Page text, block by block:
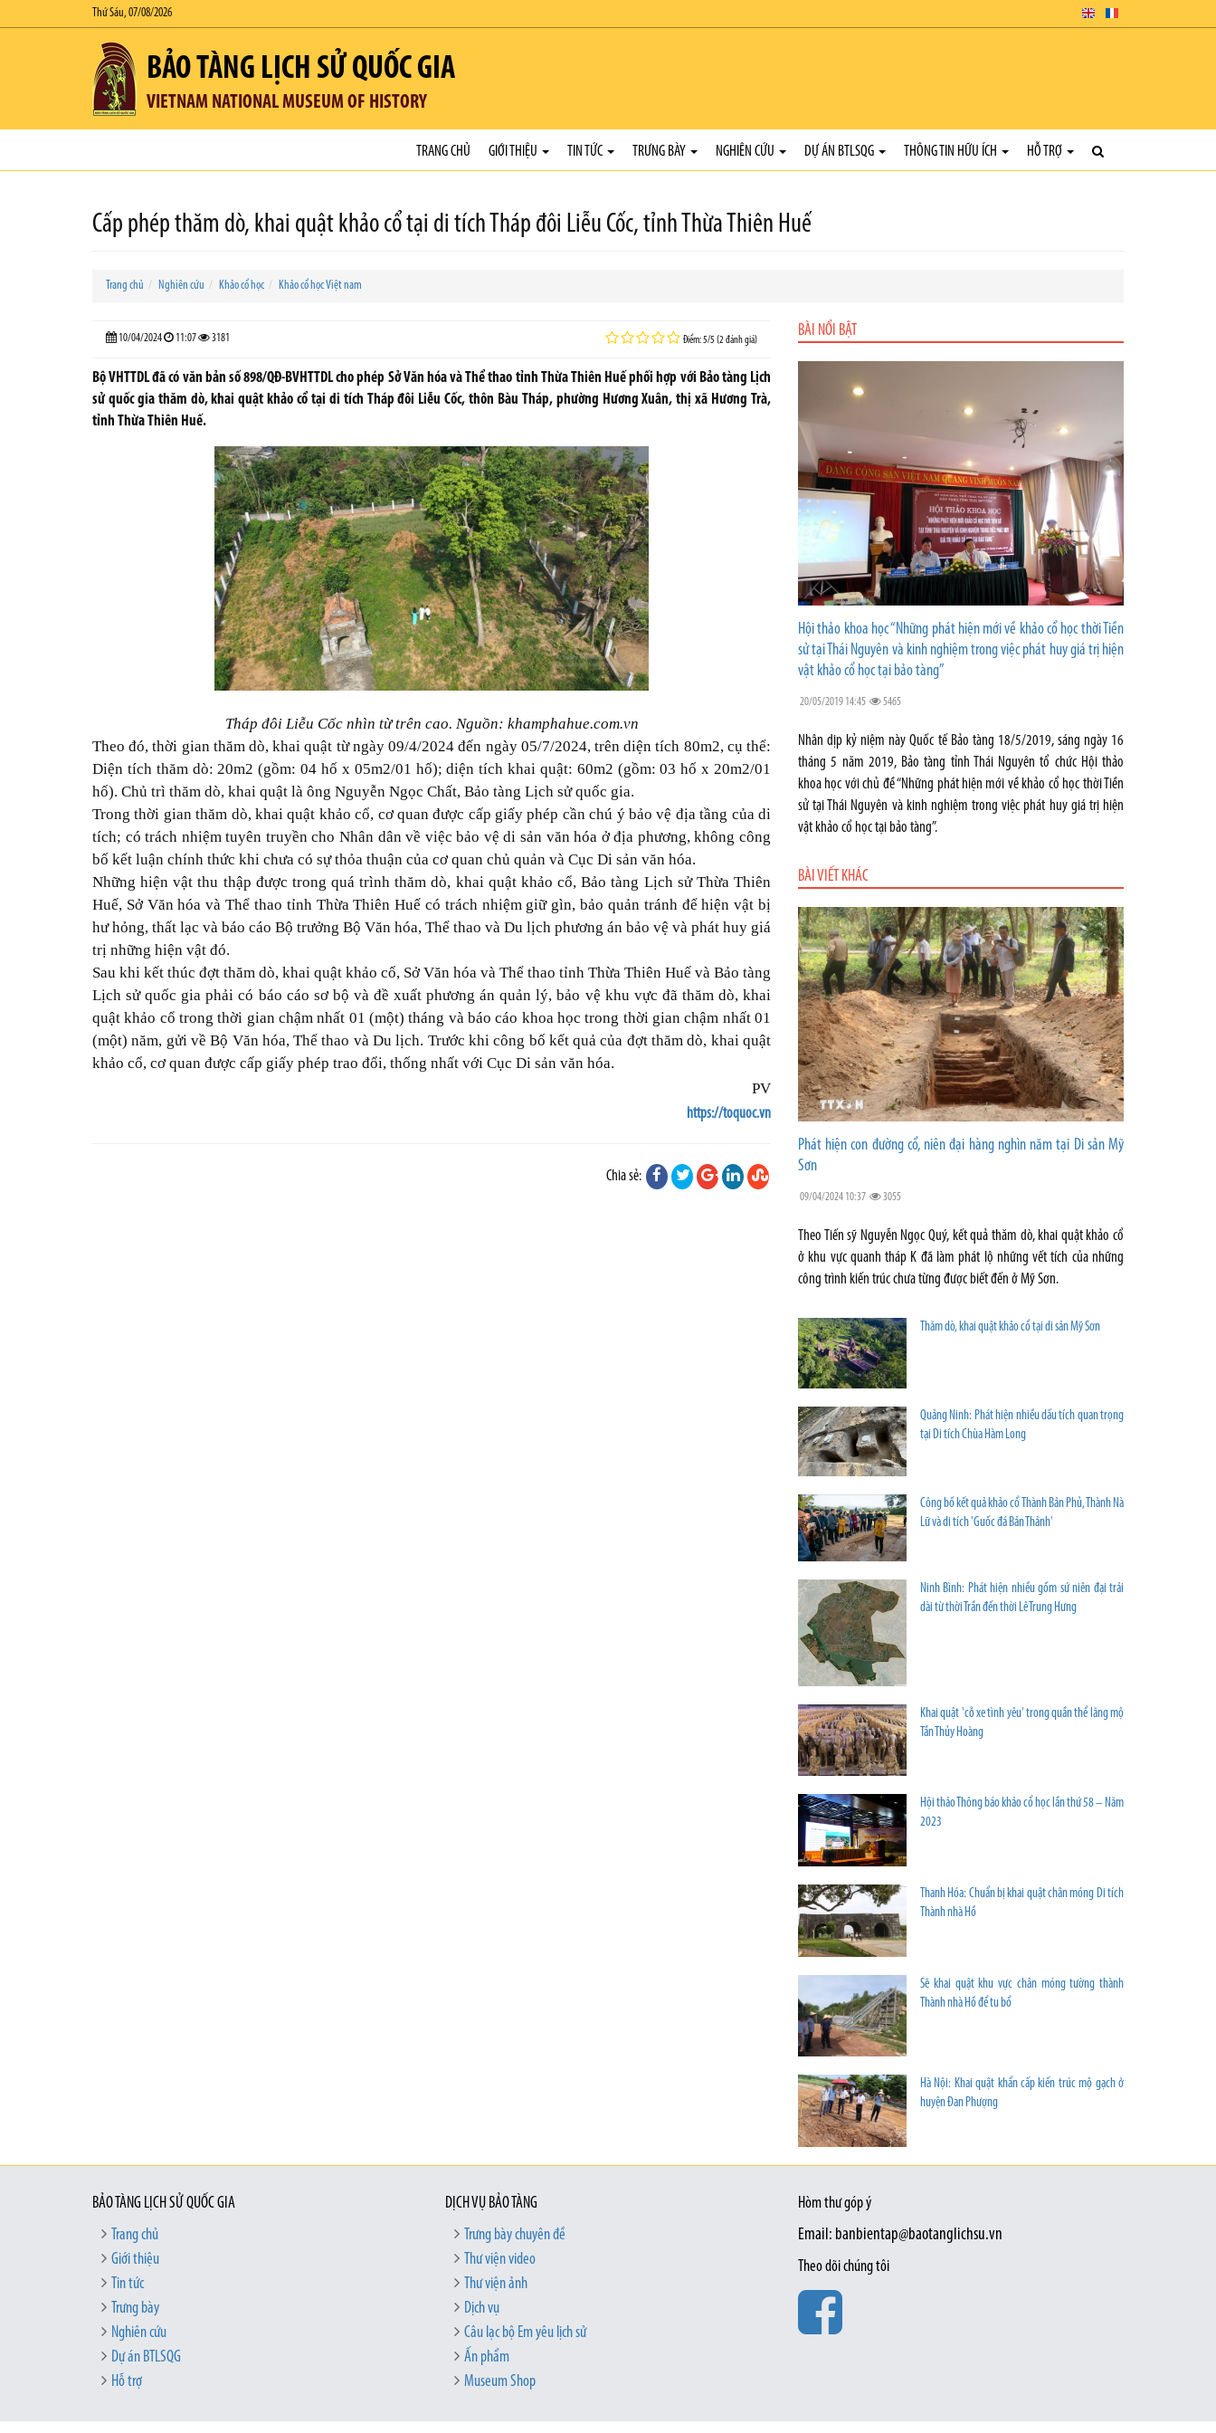
Thứ Sáu, 07/08/2026
BẢO TÀNG LỊCH SỬ QUỐC GIA
VIETNAM NATIONAL MUSEUM OF HISTORY
TRANG CHỦ GIỚI THIỆU TIN TỨC TRƯNG BÀY NGHIÊN CỨU DỰ ÁN BTLSQG THÔNG TIN HỮU ÍCH HỖ TRỢ
Cấp phép thăm dò, khai quật khảo cổ tại di tích Tháp đôi Liễu Cốc, tỉnh Thừa Thiên Huế
Trang chủ Nghiên cứu Khảo cổ học Khảo cổ học Việt nam
10/04/2024 11:07 3181 Điểm: 5/5 (2 đánh giá)
Bộ VHTTDL đã có văn bản số 898/QĐ-BVHTTDL cho phép Sở Văn hóa và Thể thao tỉnh Thừa Thiên Huế phối hợp với Bảo tàng Lịch
sử quốc gia thăm dò, khai quật khảo cổ tại di tích Tháp đôi Liễu Cốc, thôn Bàu Tháp, phường Hương Xuân, thị xã Hương Trà,
tỉnh Thừa Thiên Huế.
Tháp đôi Liễu Cốc nhìn từ trên cao. Nguồn: khamphahue.com.vn
Theo đó, thời gian thăm dò, khai quật từ ngày 09/4/2024 đến ngày 05/7/2024, trên diện tích 80m2, cụ thể:
Diện tích thăm dò: 20m2 (gồm: 04 hố x 05m2/01 hố); diện tích khai quật: 60m2 (gồm: 03 hố x 20m2/01
hố). Chủ trì thăm dò, khai quật là ông Nguyễn Ngọc Chất, Bảo tàng Lịch sử quốc gia.
Trong thời gian thăm dò, khai quật khảo cổ, cơ quan được cấp giấy phép cần chú ý bảo vệ địa tầng của di
tích; có trách nhiệm tuyên truyền cho Nhân dân về việc bảo vệ di sản văn hóa ở địa phương, không công
bố kết luận chính thức khi chưa có sự thỏa thuận của cơ quan chủ quản và Cục Di sản văn hóa.
Những hiện vật thu thập được trong quá trình thăm dò, khai quật khảo cổ, Bảo tàng Lịch sử Thừa Thiên
Huế, Sở Văn hóa và Thể thao tỉnh Thừa Thiên Huế có trách nhiệm giữ gìn, bảo quản tránh để hiện vật bị
hư hỏng, thất lạc và báo cáo Bộ trưởng Bộ Văn hóa, Thể thao và Du lịch phương án bảo vệ và phát huy giá
trị những hiện vật đó.
Sau khi kết thúc đợt thăm dò, khai quật khảo cổ, Sở Văn hóa và Thể thao tỉnh Thừa Thiên Huế và Bảo tàng
Lịch sử quốc gia phải có báo cáo sơ bộ và đề xuất phương án quản lý, bảo vệ khu vực đã thăm dò, khai
quật khảo cổ trong thời gian chậm nhất 01 (một) tháng và báo cáo khoa học trong thời gian chậm nhất 01
(một) năm, gửi về Bộ Văn hóa, Thể thao và Du lịch. Trước khi công bố kết quả của đợt thăm dò, khai quật
khảo cổ, cơ quan được cấp giấy phép trao đổi, thống nhất với Cục Di sản văn hóa.
PV
https://toquoc.vn
Chia sẻ:
BÀI NỔI BẬT
Hội thảo khoa học “Những phát hiện mới về khảo cổ học thời Tiền
sử tại Thái Nguyên và kinh nghiệm trong việc phát huy giá trị hiện
vật khảo cổ học tại bảo tàng”
20/05/2019 14:45 5465
Nhân dịp kỷ niệm này Quốc tế Bảo tàng 18/5/2019, sáng ngày 16
tháng 5 năm 2019, Bảo tàng tỉnh Thái Nguyên tổ chức Hội thảo
khoa học với chủ đề “Những phát hiện mới về khảo cổ học thời Tiền
sử tại Thái Nguyên và kinh nghiệm trong việc phát huy giá trị hiện
vật khảo cổ học tại bảo tàng”.
BÀI VIẾT KHÁC
Phát hiện con đường cổ, niên đại hàng nghìn năm tại Di sản Mỹ
Sơn
09/04/2024 10:37 3055
Theo Tiến sỹ Nguyễn Ngọc Quý, kết quả thăm dò, khai quật khảo cổ
ở khu vực quanh tháp K đã làm phát lộ những vết tích của những
công trình kiến trúc chưa từng được biết đến ở Mỹ Sơn.
Thăm dò, khai quật khảo cổ tại di sản Mỹ Sơn
Quảng Ninh: Phát hiện nhiều dấu tích quan trọng
tại Di tích Chùa Hàm Long
Công bố kết quả khảo cổ Thành Bản Phủ, Thành Nà
Lữ và di tích 'Guốc đá Bản Thảnh'
Ninh Bình: Phát hiện nhiều gốm sứ niên đại trải
dài từ thời Trần đến thời Lê Trung Hưng
Khai quật 'cỗ xe tình yêu' trong quần thể lăng mộ
Tần Thủy Hoàng
Hội thảo Thông báo khảo cổ học lần thứ 58 – Năm
2023
Thanh Hóa: Chuẩn bị khai quật chân móng Di tích
Thành nhà Hồ
Sẽ khai quật khu vực chân móng tường thành
Thành nhà Hồ để tu bổ
Hà Nội: Khai quật khẩn cấp kiến trúc mộ gạch ở
huyện Đan Phượng
BẢO TÀNG LỊCH SỬ QUỐC GIA
Trang chủ
Giới thiệu
Tin tức
Trưng bày
Nghiên cứu
Dự án BTLSQG
Hỗ trợ
DỊCH VỤ BẢO TÀNG
Trưng bày chuyên đề
Thư viện video
Thư viện ảnh
Dịch vụ
Câu lạc bộ Em yêu lịch sử
Ấn phẩm
Museum Shop
Hòm thư góp ý
Email: banbientap@baotanglichsu.vn
Theo dõi chúng tôi